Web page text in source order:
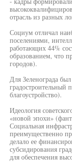
отрасль из разных
Социум отличал
поселениями,
работающих 44%
образованием, что
городов).
Для Зеленограда
градостроительный
благоустройство).
Идеология
«новой эпохи»
Социальная
преимущественно
делало ее
субсидирования
для обеспечения